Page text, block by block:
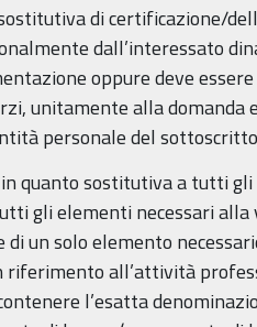
di certificazione/
dall’interessato
oppure deve
unitamente alla domanda
personale del
in quanto sostitutiva a tutti
gli elementi necessari
di un solo elemento
riferimento all’attività
l’esatta